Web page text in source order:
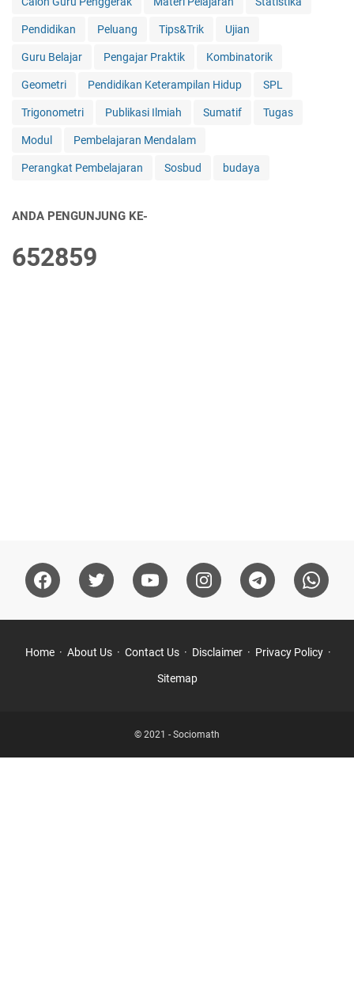
Pendidikan Peluang Tips&Trik Ujian
Guru Belajar Pengajar Praktik Kombinatorik
Geometri Pendidikan Keterampilan Hidup SPL
Trigonometri Publikasi Ilmiah Sumatif Tugas
Modul Pembelajaran Mendalam
Perangkat Pembelajaran Sosbud budaya
ANDA PENGUNJUNG KE-
652859
Home About Us Contact Us Disclaimer Privacy Policy
Sitemap
© 2021 - Sociomath